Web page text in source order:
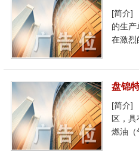
[简介]
的生
在激烈
盘锦
[简介]
区，
燃油（